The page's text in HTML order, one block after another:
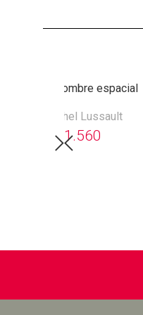
El hombre espacial
Michel Lussault
41.560